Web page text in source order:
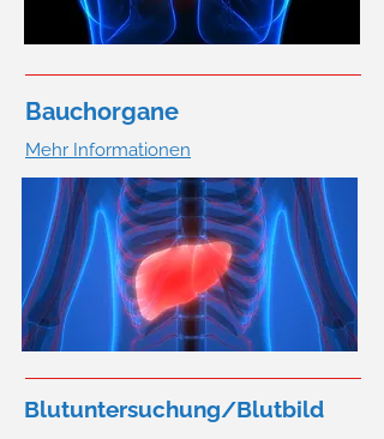
Bauchorgane
Mehr Informationen
Blutuntersuchung/Blutbild